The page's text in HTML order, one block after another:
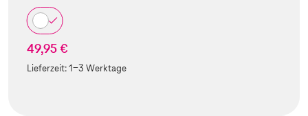
49,95 €
Lieferzeit:1-3 Werktage